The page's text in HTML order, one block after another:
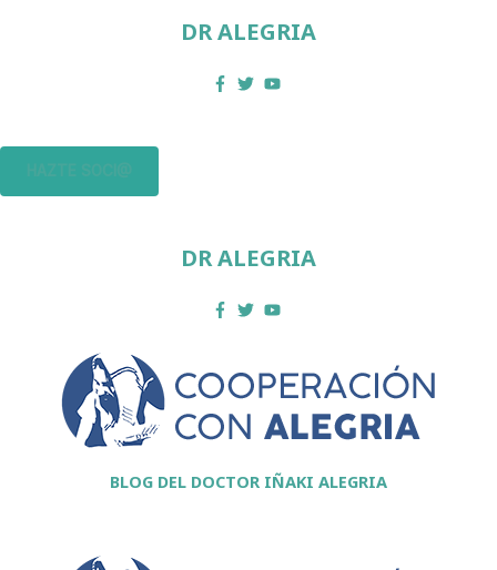
DR ALEGRIA
DR ALEGRIA
BLOG DEL DOCTOR IÑAKI ALEGRIA